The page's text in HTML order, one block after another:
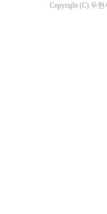
Copyright (C) 두현